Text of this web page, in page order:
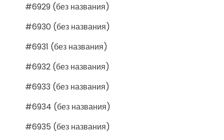
#6929 (без названия)
#6930 (без названия)
#6931 (без названия)
#6932 (без названия)
#6933 (без названия)
#6934 (без названия)
#6935 (без названия)